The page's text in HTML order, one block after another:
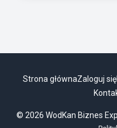
Strona głównaZaloguj się
© 2026 WodKan Biznes